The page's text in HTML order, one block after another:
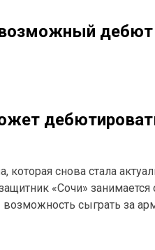
дебют
снова стала
«Сочи»
возможность сыграть за